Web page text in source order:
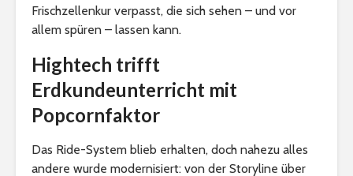
Frischzellenkur verpasst, die sich sehen – und vor
allem spüren – lassen kann.
Hightech trifft
Erdkundeunterricht mit
Popcornfaktor
Das Ride-System blieb erhalten, doch nahezu alles
andere wurde modernisiert: von der Storyline über